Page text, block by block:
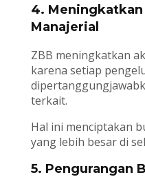
4.
Manajerial
ZBB meningkatkan
karena setiap
terkait.
Hal ini menciptakan
yang lebih besar di
5. Pengurangan